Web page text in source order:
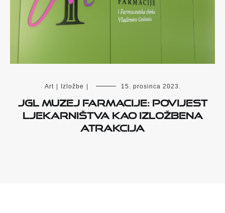
Art Izložbe 15. prosinca 2023.
JGL Muzej Farmacije: povijest
ljekarništva kao izložbena
atrakcija